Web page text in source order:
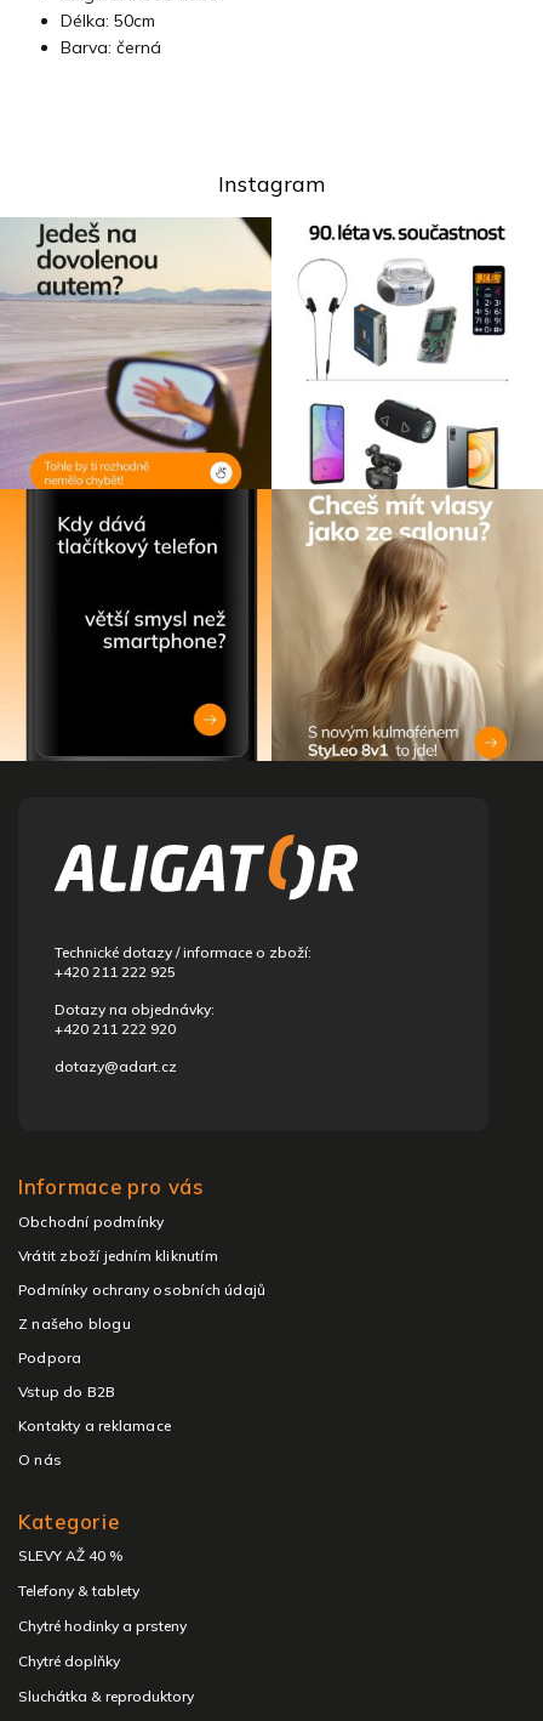
Délka: 50cm
Barva: černá
Instagram
Technické dotazy / informace o zboží:
+420 211 222 925
Dotazy na objednávky:
+420 211 222 920
dotazy@adart.cz
Informace pro vás
Obchodní podmínky
Vrátit zboží jedním kliknutím
Podmínky ochrany osobních údajů
Z našeho blogu
Podpora
Vstup do B2B
Kontakty a reklamace
O nás
Kategorie
SLEVY AŽ 40 %
Telefony & tablety
Chytré hodinky a prsteny
Chytré doplňky
Sluchátka & reproduktory